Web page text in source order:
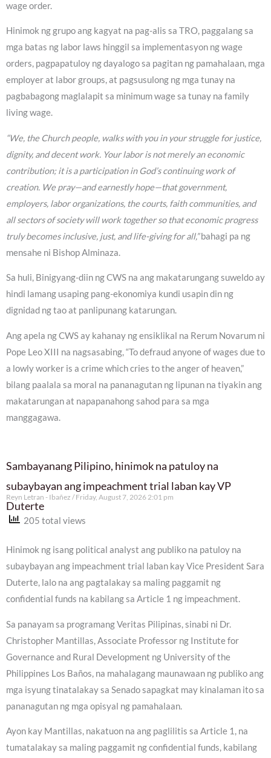
wage order.
Hinimok ng grupo ang kagyat na pag-alis sa TRO, paggalang sa
mga batas ng labor laws hinggil sa implementasyon ng wage
orders, pagpapatuloy ng dayalogo sa pagitan ng pamahalaan, mga
employer at labor groups, at pagsusulong ng mga tunay na
pagbabagong maglalapit sa minimum wage sa tunay na family
living wage.
“We, the Church people, walks with you in your struggle for justice,
dignity, and decent work. Your labor is not merely an economic
contribution; it is a participation in God’s continuing work of
creation. We pray—and earnestly hope—that government,
employers, labor organizations, the courts, faith communities, and
all sectors of society will work together so that economic progress
truly becomes inclusive, just, and life-giving for all,”bahagi pa ng
mensahe ni Bishop Alminaza.
Sa huli, Binigyang-diin ng CWS na ang makatarungang suweldo ay
hindi lamang usaping pang-ekonomiya kundi usapin din ng
dignidad ng tao at panlipunang katarungan.
Ang apela ng CWS ay kahanay ng ensiklikal na Rerum Novarum ni
Pope Leo XIII na nagsasabing, “To defraud anyone of wages due to
a lowly worker is a crime which cries to the anger of heaven,”
bilang paalala sa moral na pananagutan ng lipunan na tiyakin ang
makatarungan at napapanahong sahod para sa mga
manggagawa.
Sambayanang Pilipino, hinimok na patuloy na
subaybayan ang impeachment trial laban kay VP
Duterte
Reyn Letran - Ibañez Friday, August 7, 2026 2:01 pm
205 total views
Hinimok ng isang political analyst ang publiko na patuloy na
subaybayan ang impeachment trial laban kay Vice President Sara
Duterte, lalo na ang pagtalakay sa maling paggamit ng
confidential funds na kabilang sa Article 1 ng impeachment.
Sa panayam sa programang Veritas Pilipinas, sinabi ni Dr.
Christopher Mantillas, Associate Professor ng Institute for
Governance and Rural Development ng University of the
Philippines Los Baños, na mahalagang maunawaan ng publiko ang
mga isyung tinatalakay sa Senado sapagkat may kinalaman ito sa
pananagutan ng mga opisyal ng pamahalaan.
Ayon kay Mantillas, nakatuon na ang paglilitis sa Article 1, na
tumatalakay sa maling paggamit ng confidential funds, kabilang